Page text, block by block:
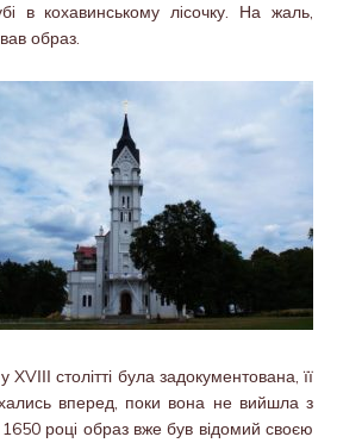
в кохавинському лiсочку. На жаль,
образ.
столітті була задокументована, її
вперед, поки вона не вийшла з
роцi образ вже був відомий своєю